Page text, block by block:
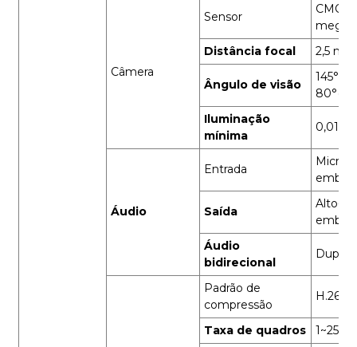
Câmera
Sensor
CMOS
Distância focal
2,5 mm
Ângulo de visão
80°(V)
Iluminação
mínima
0,01
Áudio
Entrada
Saída
Alto-
Áudio
bidirecional
Padrão de
compressão
H.264/
Taxa de quadros
1~25